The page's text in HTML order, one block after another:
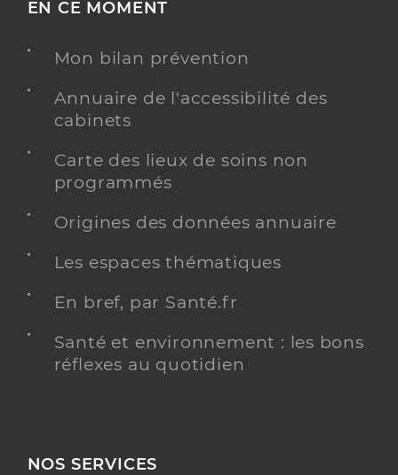
EN CE MOMENT
Mon bilan prévention
Annuaire de l'accessibilité des
cabinets
Carte des lieux de soins non
programmés
Origines des données annuaire
Les espaces thématiques
En bref, par Santé.fr
Santé et environnement : les bons
réflexes au quotidien
NOS SERVICES